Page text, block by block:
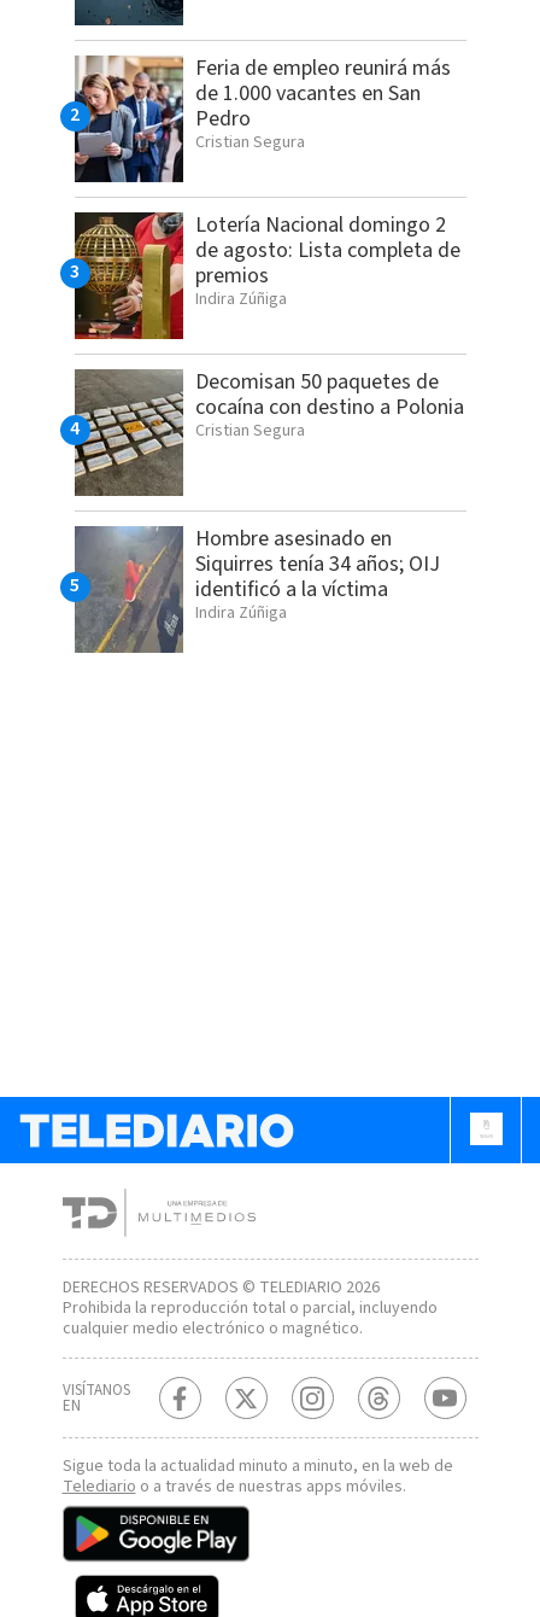
Feria de empleo reunirá más
de 1.000 vacantes en San
Pedro
Cristian Segura
Lotería Nacional domingo 2
de agosto: Lista completa de
premios
Indira Zúñiga
Decomisan 50 paquetes de
cocaína con destino a Polonia
Cristian Segura
Hombre asesinado en
Siquirres tenía 34 años; OIJ
identificó a la víctima
Indira Zúñiga
DERECHOS RESERVADOS © TELEDIARIO 2026
Prohibida la reproducción total o parcial, incluyendo
cualquier medio electrónico o magnético.
VISÍTANOS
EN
Sigue toda la actualidad minuto a minuto, en la web de
Telediarioo a través de nuestras apps móviles.